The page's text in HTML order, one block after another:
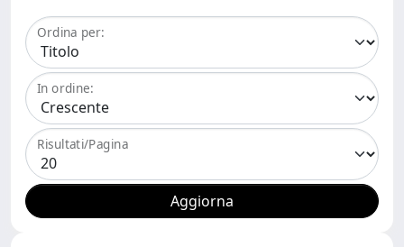
Ordina per:
In ordine:
Risultati/Pagina